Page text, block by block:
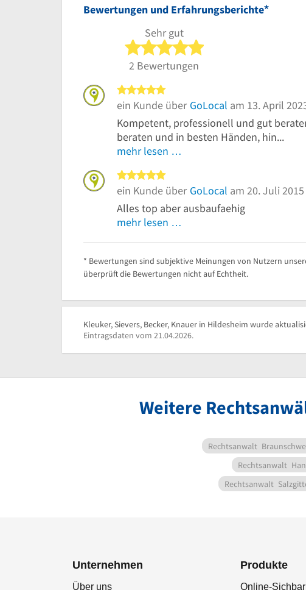
Bewertungen und Erfahrungsberichte*
Sehr gut
5 von 5 Sternen
2 Bewertungen
ein Kunde über GoLocal am 13. April
Kompetent, professionell und gut
beraten und in besten Händen, hin...
mehr lesen …
ein Kunde über GoLocal am 20. Juli 2015
Alles top aber ausbaufaehig
mehr lesen …
* Bewertungen sind subjektive Meinungen von Nutzern
überprüft die Bewertungen nicht auf Echtheit.
Kleuker, Sievers, Becker, Knauer in Hildesheim wurde
Eintragsdaten vom 21.04.2026.
Weitere
Rechtsanwalt
Rechtsanwalt
Rechtsanwalt
Unternehmen
Über uns
Produkte
Online-